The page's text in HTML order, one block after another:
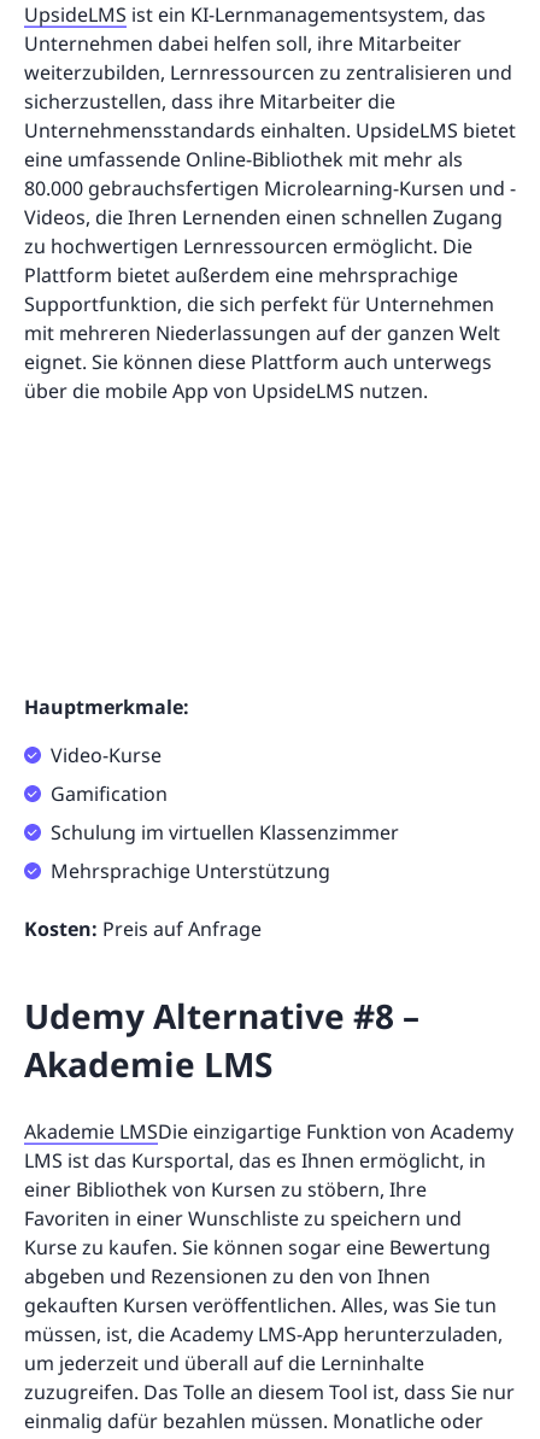
UpsideLMS ist ein KI-Lernmanagementsystem, das
Unternehmen dabei helfen soll, ihre Mitarbeiter
weiterzubilden, Lernressourcen zu zentralisieren und
sicherzustellen, dass ihre Mitarbeiter die
Unternehmensstandards einhalten. UpsideLMS bietet
eine umfassende Online-Bibliothek mit mehr als
80.000 gebrauchsfertigen Microlearning-Kursen und -
Videos, die Ihren Lernenden einen schnellen Zugang
zu hochwertigen Lernressourcen ermöglicht. Die
Plattform bietet außerdem eine mehrsprachige
Supportfunktion, die sich perfekt für Unternehmen
mit mehreren Niederlassungen auf der ganzen Welt
eignet. Sie können diese Plattform auch unterwegs
über die mobile App von UpsideLMS nutzen.
Hauptmerkmale:
Video-Kurse
Gamification
Schulung im virtuellen Klassenzimmer
Mehrsprachige Unterstützung
Kosten: Preis auf Anfrage
Udemy Alternative #8 –
Akademie LMS
Akademie LMSDie einzigartige Funktion von Academy
LMS ist das Kursportal, das es Ihnen ermöglicht, in
einer Bibliothek von Kursen zu stöbern, Ihre
Favoriten in einer Wunschliste zu speichern und
Kurse zu kaufen. Sie können sogar eine Bewertung
abgeben und Rezensionen zu den von Ihnen
gekauften Kursen veröffentlichen. Alles, was Sie tun
müssen, ist, die Academy LMS-App herunterzuladen,
um jederzeit und überall auf die Lerninhalte
zuzugreifen. Das Tolle an diesem Tool ist, dass Sie nur
einmalig dafür bezahlen müssen. Monatliche oder